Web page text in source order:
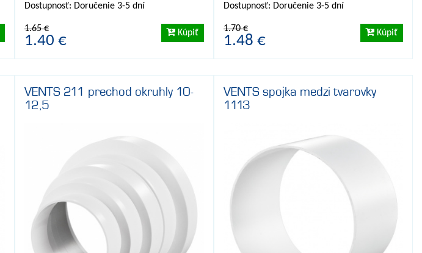
Dostupnosť: Doručenie 3-5 dní
1.65 €
1.40 € Kúpiť
Dostupnosť: Doručenie 3-5 dní
1.70 €
1.48 € Kúpiť
VENTS 211 prechod okruhly 10-
12,5
VENTS spojka medzi tvarovky
1113